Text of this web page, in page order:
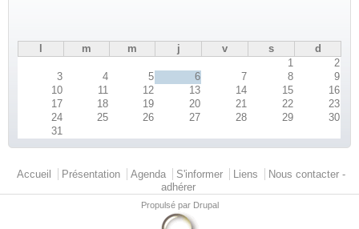
m m j v s
d
1
2
3
4 5 6 7 8
9
10
11 12 13 14 15
16
17
18 19 20 21 22
23
24
25 26 27 28 29
30
31
Menu principal
Accueil Présentation Agenda S'informer Liens
Nous contacter -
adhérer
Propulsé par Drupal